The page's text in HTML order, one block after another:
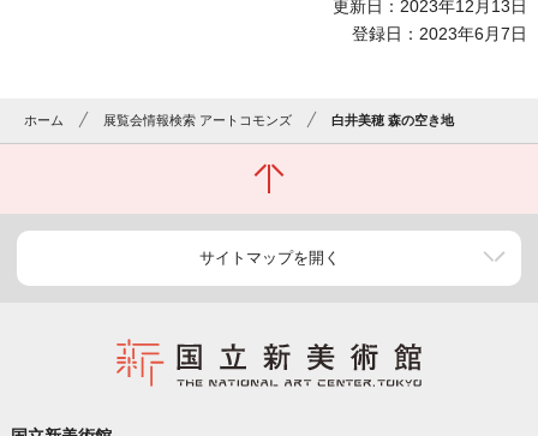
更新日：2023年12月13日
登録日：2023年6月7日
ホーム 展覧会情報検索 アートコモンズ 白井美穂 森の空き地
サイトマップを開く